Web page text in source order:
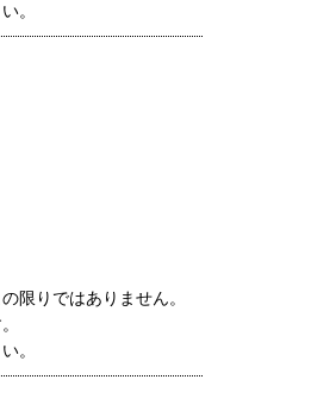
。
限りではありません。
。